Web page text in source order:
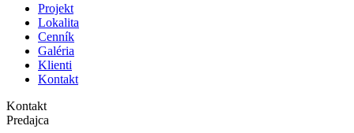
Projekt
Lokalita
Cenník
Galéria
Klienti
Kontakt
Kontakt
Predajca